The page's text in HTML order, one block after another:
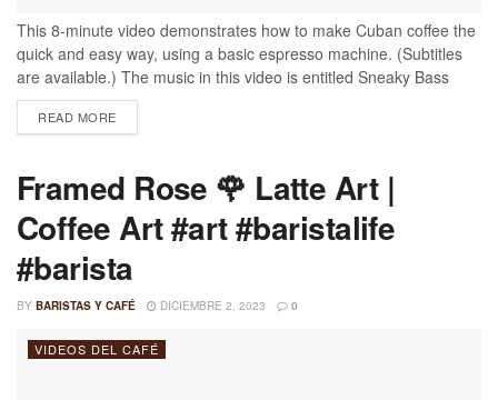
This 8-minute video demonstrates how to make Cuban coffee the
quick and easy way, using a basic espresso machine. (Subtitles
are available.) The music in this video is entitled Sneaky Bass
Latina, by Jimmy Fontanez and Doug Maxwell. I downloaded it
from the YouTube Audio Library for free and am using it based on
Frank Show Starring Frank M. LoSchiavo...
READ MORE
Framed Rose 🌹 Latte Art |
Coffee Art #art #baristalife
#barista
BY BARISTAS Y CAFÉ DICIEMBRE 2, 2023 0
VIDEOS DEL CAFÉ